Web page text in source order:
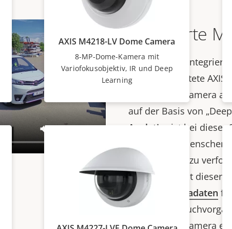
Erweiterte
Die mit einer
Unit ausgerüstete AXIS
direkt in der Kamera
auf der Basis von
Analytics
ist bei dieser
Objekte wie Menschen
klassifizieren, zu
können Sie mit diesen
wertvolle
Metadaten
forensische
direkt in der Kamera
AXIS M4218-LV Dome Camera
8-MP-Dome-Kamera mit
Variofokusobjektiv, IR und Deep
Learning